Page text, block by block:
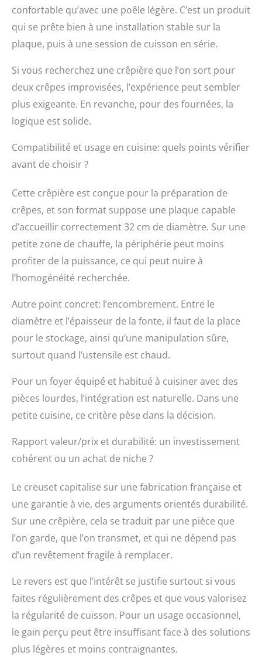
confortable qu’avec une poêle légère. C’est un produit
qui se prête bien à une installation stable sur la
plaque, puis à une session de cuisson en série.
Si vous recherchez une crêpière que l’on sort pour
deux crêpes improvisées, l’expérience peut sembler
plus exigeante. En revanche, pour des fournées, la
logique est solide.
Compatibilité et usage en cuisine: quels points vérifier
avant de choisir ?
Cette crêpière est conçue pour la préparation de
crêpes, et son format suppose une plaque capable
d’accueillir correctement 32 cm de diamètre. Sur une
petite zone de chauffe, la périphérie peut moins
profiter de la puissance, ce qui peut nuire à
l’homogénéité recherchée.
Autre point concret: l’encombrement. Entre le
diamètre et l’épaisseur de la fonte, il faut de la place
pour le stockage, ainsi qu’une manipulation sûre,
surtout quand l’ustensile est chaud.
Pour un foyer équipé et habitué à cuisiner avec des
pièces lourdes, l’intégration est naturelle. Dans une
petite cuisine, ce critère pèse dans la décision.
Rapport valeur/prix et durabilité: un investissement
cohérent ou un achat de niche ?
Le creuset capitalise sur une fabrication française et
une garantie à vie, des arguments orientés durabilité.
Sur une crêpière, cela se traduit par une pièce que
l’on garde, que l’on transmet, et qui ne dépend pas
d’un revêtement fragile à remplacer.
Le revers est que l’intérêt se justifie surtout si vous
faites régulièrement des crêpes et que vous valorisez
la régularité de cuisson. Pour un usage occasionnel,
le gain perçu peut être insuffisant face à des solutions
plus légères et moins contraignantes.